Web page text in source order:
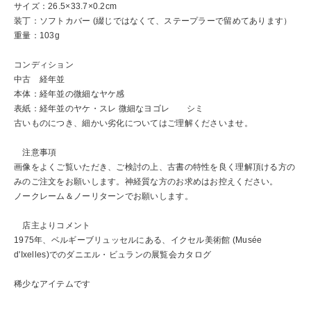
サイズ：26.5×33.7×0.2cm
装丁：ソフトカバー (綴じではなくて、ステープラーで留めてあります）
重量：103g
コンディション
中古 経年並
本体：経年並の微細なヤケ感
表紙：経年並のヤケ・スレ 微細なヨゴレ シミ
古いものにつき、細かい劣化についてはご理解くださいませ。
注意事項
画像をよくご覧いただき、ご検討の上、古書の特性を良く理解頂ける方の
みのご注文をお願いします。神経質な方のお求めはお控えください。
ノークレーム＆ノーリターンでお願いします。
店主よりコメント
1975年、ベルギーブリュッセルにある、イクセル美術館 (Musée
d'Ixelles)でのダニエル・ビュランの展覧会カタログ
稀少なアイテムです